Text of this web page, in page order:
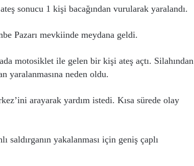
sonucu 1 kişi bacağından vurularak yaralandı.
Pazarı mevkiinde meydana geldi.
motosiklet ile gelen bir kişi ateş açtı. Silahından
yaralanmasına neden oldu.
arayarak yardım istedi. Kısa sürede olay
saldırganın yakalanması için geniş çaplı